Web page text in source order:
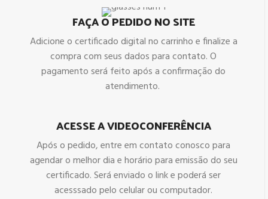
FAÇA O PEDIDO NO SITE
Adicione o certificado digital no carrinho e finalize a
compra com seus dados para contato. O
pagamento será feito após a confirmação do
atendimento.
ACESSE A VIDEOCONFERÊNCIA
Após o pedido, entre em contato conosco para
agendar o melhor dia e horário para emissão do seu
certificado. Será enviado o link e poderá ser
acesssado pelo celular ou computador.